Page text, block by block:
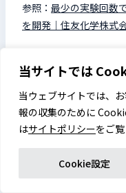
当サイトでは
当ウェブサイトでは、
報の収集のために
はサイトポリシーをご覧
Cookie設定
参照： 最少の実験回数
を開発｜住友化学株式
AIを搭載した需要
醸造株式会社
みりんなどの調味料を
よる需要予測システム
キング醸造のシステム
合わせて柔軟にデータ